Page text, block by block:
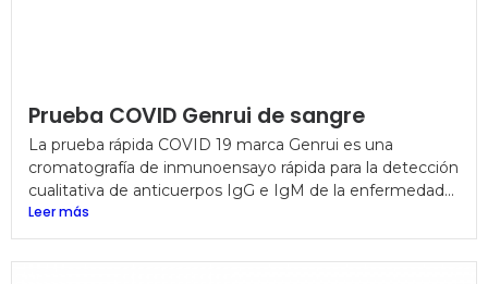
Prueba COVID Genrui de sangre
La prueba rápida COVID 19 marca Genrui es una
cromatografía de inmunoensayo rápida para la detección
cualitativa de anticuerpos IgG e IgM de la enfermedad...
Leer más